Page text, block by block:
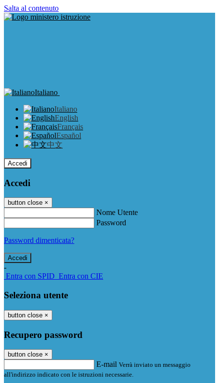
Salta al contenuto
Italiano
Italiano
English
Français
Español
中文
Accedi
Accedi
button close ×
Nome Utente
Password
Password dimenticata?
-
Entra con SPID Entra con CIE
Seleziona utente
button close ×
Recupero password
button close ×
E-mail Verrà inviato un messaggio
all'indirizzo indicato con le istruzioni necessarie.